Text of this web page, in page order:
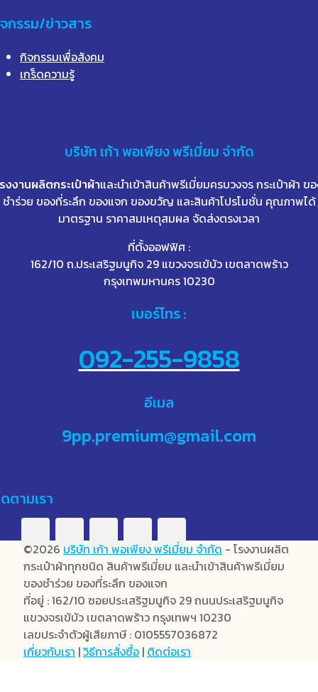
กรรม/ข่าวสาร
กิจกรรมเพื่อสังคม
เกร็ดความรู้
บริษัท เก้าพอเพียง พรีเมี่ยม จำกัด
งงานผลิตกระเป๋าผ้าและนำเข้าสินค้าพรีเมี่ยมครบวงจร กระเป๋าผ้า ข
ชำร่วย ของที่ระลึก ของแจก ของขวัญ และสินค้าโปรโมชั่น คุณภาพได้
มาตรฐาน ราคาสมเหตุสมผล จัดส่งตรงเวลา
ที่ตั้งออฟฟิศ :
162/10 ถ.ประเสริฐมนูกิจ 29 แขวงจรเข้บัว เขตลาดพร้าว
กรุงเทพมหานคร 10230
เบอร์โทร :
092-255-9858
อีเมล
9pp.premium@gmail.com
ตามเรา
©2026 บริษัท เก้า พอเพียง พรีเมี่ยม จำกัด - โรงงานผลิต
กระเป๋าผ้าทุกชนิด สินค้าพรีเมี่ยม และนำเข้าสินค้าพรีเมี่ยม
ของชำร่วย ของที่ระลึก ของแจก
ที่อยู่ : 162/10 ซอยประเสริฐมนูกิจ 29 ถนนประเสริฐมนูกิจ
แขวงจรเข้บัว เขตลาดพร้าว กรุงเทพฯ 10230
เลขประจำตัวผู้เสียภาษี : 0105557036872
เกี่ยวกับเรา |วิธีการสั่งซื้อ | ติดต่อเรา